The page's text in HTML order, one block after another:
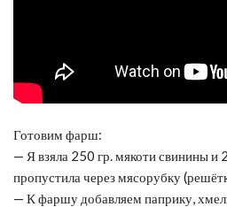
Готовим фарш:
— Я взяла 250 гр. мякоти свинины и
пропустила через мясорубку
— К фаршу добавляем паприку,